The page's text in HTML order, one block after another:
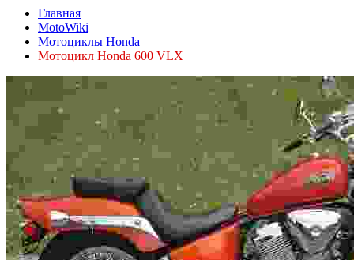
Главная
MotoWiki
Мотоциклы Honda
Мотоцикл Honda 600 VLX